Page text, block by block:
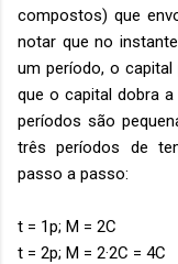
compostos) que
notar que no
um período, o
que o capital dobra
períodos são
três períodos de
passo a passo:
t = 1p; M = 2C
t = 2p; M = 2·2C = 4C